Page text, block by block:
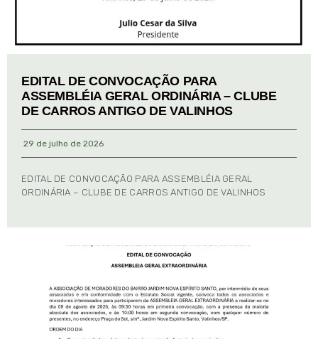
EDITAL DE CONVOCAÇÃO PARA
ASSEMBLÉIA GERAL ORDINÁRIA – CLUBE
DE CARROS ANTIGO DE VALINHOS
29 de julho de 2026
EDITAL DE CONVOCAÇÃO PARA ASSEMBLÉIA GERAL
ORDINÁRIA – CLUBE DE CARROS ANTIGO DE VALINHOS